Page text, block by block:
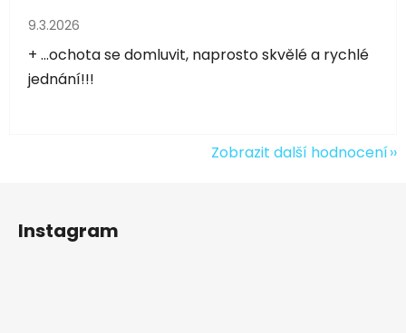
Hodnocení obchodu je 5 z 5 hvězdiček.
9.3.2026
+ ...ochota se domluvit, naprosto skvělé a rychlé
jednání!!!
Zobrazit další hodnocení
Instagram